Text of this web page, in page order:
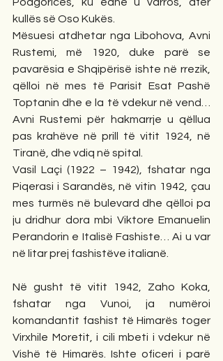
kullës së Oso Kukës.
Mësuesi atdhetar nga Libohova, Avni
Rustemi, më 1920, duke parë se
pavarësia e Shqipërisë ishte në rrezik,
qëlloi në mes të Parisit Esat Pashë
Toptanin dhe e la të vdekur në vend…
Avni Rustemi për hakmarrje u qëllua
pas krahëve në prill të vitit 1924, në
Tiranë, dhe vdiq në spital.
Vasil Laçi (1922 – 1942), fshatar nga
Piqerasi i Sarandës, në vitin 1942, çau
mes turmës në bulevard dhe qëlloi pa
ju dridhur dora mbi Viktore Emanuelin
Perandorin e Italisë Fashiste… Ai u var
në litar prej fashistëve italianë.
Në gusht të vitit 1942, Zaho Koka,
fshatar nga Vunoi, ja numëroi
komandantit fashist të Himarës toger
Virxhile Moretit, i cili mbeti i vdekur në
Vishë të Himarës. Ishte oficeri i parë